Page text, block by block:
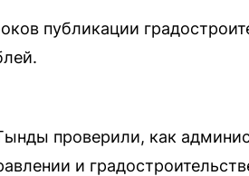
публикации
проверили, как
и